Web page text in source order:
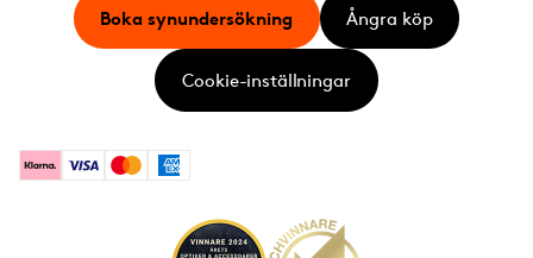
KlarnaVisa MastercardAmerican Express
Boka synundersökning Ångra köp
Cookie-inställningar